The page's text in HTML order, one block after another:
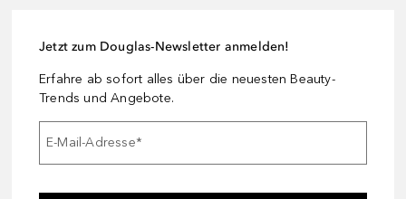
Jetzt zum Douglas-Newsletter anmelden!
Erfahre ab sofort alles über die neuesten Beauty-
Trends und Angebote.
E-Mail-Adresse*